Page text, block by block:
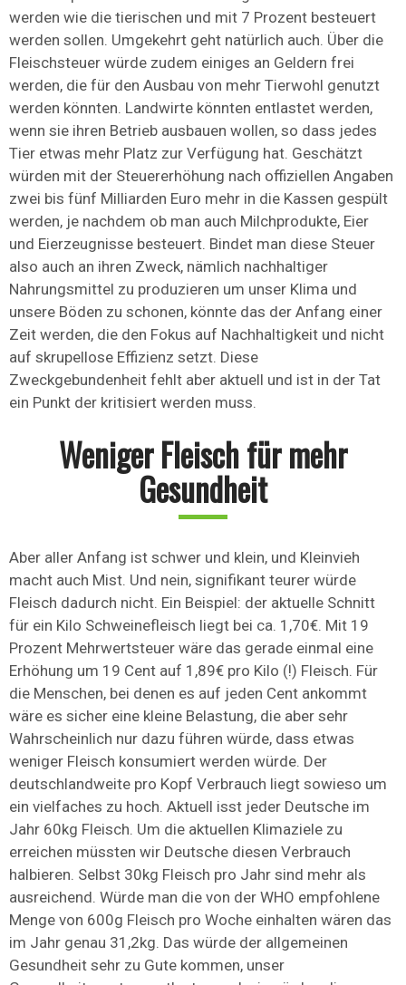
werden wie die tierischen und mit 7 Prozent besteuert
werden sollen. Umgekehrt geht natürlich auch. Über die
Fleischsteuer würde zudem einiges an Geldern frei
werden, die für den Ausbau von mehr Tierwohl genutzt
werden könnten. Landwirte könnten entlastet werden,
wenn sie ihren Betrieb ausbauen wollen, so dass jedes
Tier etwas mehr Platz zur Verfügung hat. Geschätzt
würden mit der Steuererhöhung nach offiziellen Angaben
zwei bis fünf Milliarden Euro mehr in die Kassen gespült
werden, je nachdem ob man auch Milchprodukte, Eier
und Eierzeugnisse besteuert. Bindet man diese Steuer
also auch an ihren Zweck, nämlich nachhaltiger
Nahrungsmittel zu produzieren um unser Klima und
unsere Böden zu schonen, könnte das der Anfang einer
Zeit werden, die den Fokus auf Nachhaltigkeit und nicht
auf skrupellose Effizienz setzt. Diese
Zweckgebundenheit fehlt aber aktuell und ist in der Tat
ein Punkt der kritisiert werden muss.
Weniger Fleisch für mehr
Gesundheit
Aber aller Anfang ist schwer und klein, und Kleinvieh
macht auch Mist. Und nein, signifikant teurer würde
Fleisch dadurch nicht. Ein Beispiel: der aktuelle Schnitt
für ein Kilo Schweinefleisch liegt bei ca. 1,70€. Mit 19
Prozent Mehrwertsteuer wäre das gerade einmal eine
Erhöhung um 19 Cent auf 1,89€ pro Kilo (!) Fleisch. Für
die Menschen, bei denen es auf jeden Cent ankommt
wäre es sicher eine kleine Belastung, die aber sehr
Wahrscheinlich nur dazu führen würde, dass etwas
weniger Fleisch konsumiert werden würde. Der
deutschlandweite pro Kopf Verbrauch liegt sowieso um
ein vielfaches zu hoch. Aktuell isst jeder Deutsche im
Jahr 60kg Fleisch. Um die aktuellen Klimaziele zu
erreichen müssten wir Deutsche diesen Verbrauch
halbieren. Selbst 30kg Fleisch pro Jahr sind mehr als
ausreichend. Würde man die von der WHO empfohlene
Menge von 600g Fleisch pro Woche einhalten wären das
im Jahr genau 31,2kg. Das würde der allgemeinen
Gesundheit sehr zu Gute kommen, unser